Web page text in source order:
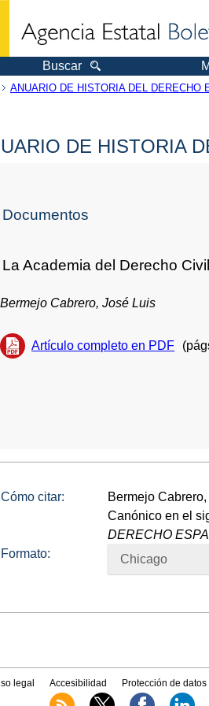
Buscar
ANUARIO DE HISTORIA DEL DERECHO
DE HISTORIA
Documentos
La Academia del Derecho
Bermejo Cabrero, José Luis
Artículo completo en PDF
Cómo citar:
Bermejo
Canónico en el
DERECHO
Formato:
Chicago
legal Accesibilidad Protección de datos